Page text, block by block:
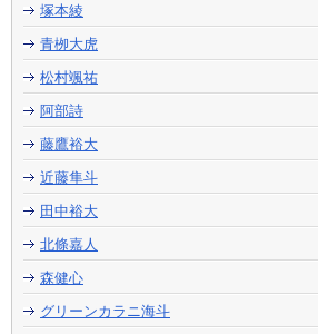
塚本綾
青栁大虎
松村颯祐
阿部詩
藤鷹裕大
近藤隼斗
田中裕大
北條嘉人
森健心
グリーンカラニ海斗